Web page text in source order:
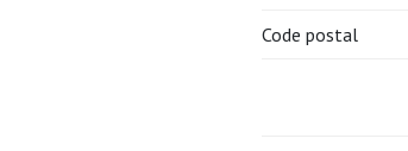
Code postal